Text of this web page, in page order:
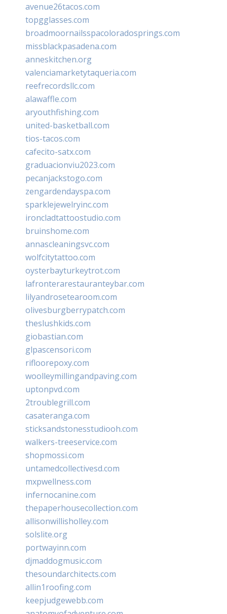
avenue26tacos.com
topgglasses.com
broadmoornailsspacoloradosprings.com
missblackpasadena.com
anneskitchen.org
valenciamarketytaqueria.com
reefrecordsllc.com
alawaffle.com
aryouthfishing.com
united-basketball.com
tios-tacos.com
cafecito-satx.com
graduacionviu2023.com
pecanjackstogo.com
zengardendayspa.com
sparklejewelryinc.com
ironcladtattoostudio.com
bruinshome.com
annascleaningsvc.com
wolfcitytattoo.com
oysterbayturkeytrot.com
lafronterarestauranteybar.com
lilyandrosetearoom.com
olivesburgberrypatch.com
theslushkids.com
giobastian.com
glpascensori.com
rifloorepoxy.com
woolleymillingandpaving.com
uptonpvd.com
2troublegrill.com
casateranga.com
sticksandstonesstudiooh.com
walkers-treeservice.com
shopmossi.com
untamedcollectivesd.com
mxpwellness.com
infernocanine.com
thepaperhousecollection.com
allisonwillisholley.com
solslite.org
portwayinn.com
djmaddogmusic.com
thesoundarchitects.com
allin1roofing.com
keepjudgewebb.com